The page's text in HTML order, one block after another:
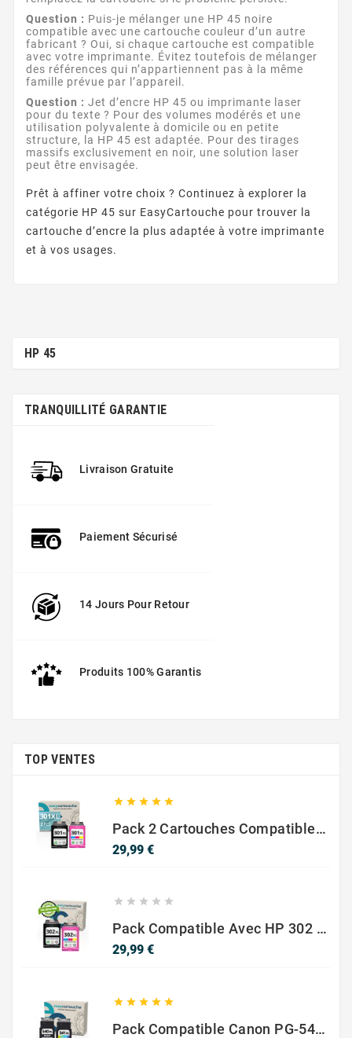
Question : Puis-je mélanger une HP 45 noire
compatible avec une cartouche couleur d’un autre
fabricant ? Oui, si chaque cartouche est compatible
avec votre imprimante. Évitez toutefois de mélanger
des références qui n’appartiennent pas à la même
famille prévue par l’appareil.
Question : Jet d’encre HP 45 ou imprimante laser
pour du texte ? Pour des volumes modérés et une
utilisation polyvalente à domicile ou en petite
structure, la HP 45 est adaptée. Pour des tirages
massifs exclusivement en noir, une solution laser
peut être envisagée.
Prêt à affiner votre choix ? Continuez à explorer la
catégorie HP 45 sur EasyCartouche pour trouver la
cartouche d’encre la plus adaptée à votre imprimante
et à vos usages.
HP 45
TRANQUILLITÉ GARANTIE
Livraison Gratuite
Paiement Sécurisé
14 Jours Pour Retour
Produits 100% Garantis
TOP VENTES
    
Pack 2 Cartouches Compatible Avec HP 301 XL Noir Et Couleur
29,99 €Prix
    
Pack Compatible Avec HP 302 XL Noir Et Couleur - SANS NIVEAU ENCRE
29,99 €Prix
    
Pack Compatible Canon PG-540 XL / CL-541 XL – Noir & Couleur – Haute Capacité